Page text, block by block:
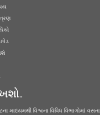
વિશ્વના વિવિધ વિભાગોમાં વસતા